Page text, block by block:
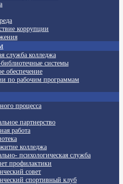
коррупции
служба колледжа
системы
обеспечение
по рабочим программам
процесса
партнерство
работа
колледжа
психологическая служба
профилактики
совет
спортивный клуб